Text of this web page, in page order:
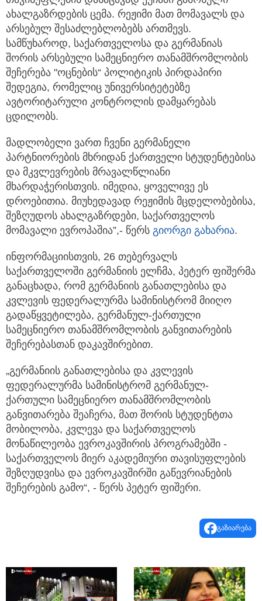
ახალგაზრდების ცემა. რეჟიმი მათ მომავალს და
არსებულ შესაძლებლობებს ართმევს.
სამწუხაროდ, საქართველოსა და გერმანიას
შორის არსებული სამეცნიერო თანამშრომლობის
შეჩერება "ოცნების“ პოლიტიკის პირდაპირი
შედეგია, რომელიც უნივერსიტეტებზე
ავტორიტარული კონტროლის დამყარებას
ცდილობს.
მადლობელი ვართ ჩვენი გერმანელი
პარტნიორების მხრიდან ქართველი სტუდენტებისა
და მკვლევრების მრავალწლიანი
მხარდაჭერისთვის. იმედია, ყოველივე ეს
დროებითია. მიუხედავად რეჟიმის მცდელობებისა,
შეზღუდოს ახალგაზრდები, საქართველოს
მომავალი ევროპაშია”,- წერს გიორგი გახარია.
ინფორმაციისთვის, 26 თებერვალს
საქართველოში გერმანიის ელჩმა, პეტერ ფიშერმა
განაცხადა, რომ გერმანიის განათლებისა და
კვლევის ფედერალურმა სამინისტრომ მიიღო
გადაწყვეტილება, გერმანულ-ქართული
სამეცნიერო თანამშრომლობის განვითარების
შეჩერებასთან დაკავშირებით.
„გერმანიის განათლებისა და კვლევის
ფედერალურმა სამინისტრომ გერმანულ-
ქართული სამეცნიერო თანამშრომლობის
განვითარება შეაჩერა, მათ შორის სტუდენტთა
მობილობა, კვლევა და საქართველოს
მონაწილეობა ევროკავშირის პროგრამებში -
საქართველოს მიერ აკადემიური თავისუფლების
შეზღუდვისა და ევროკავშირში გაწევრიანების
შეჩერების გამო“, - წერს პეტერ ფიშერი.
გაზიარება